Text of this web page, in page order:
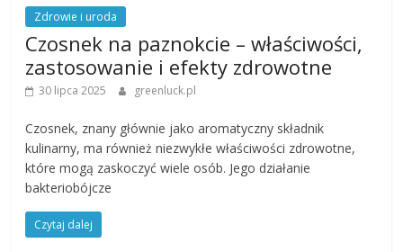
Zdrowie i uroda
Czosnek na paznokcie – właściwości,
zastosowanie i efekty zdrowotne
30 lipca 2025 greenluck.pl
Czosnek, znany głównie jako aromatyczny składnik
kulinarny, ma również niezwykłe właściwości zdrowotne,
które mogą zaskoczyć wiele osób. Jego działanie
bakteriobójcze
Czytaj dalej